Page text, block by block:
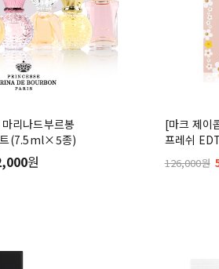
리나드부르봉
트(7.5ml×5종)
원
[마크 제이
프레쉬
126,000원